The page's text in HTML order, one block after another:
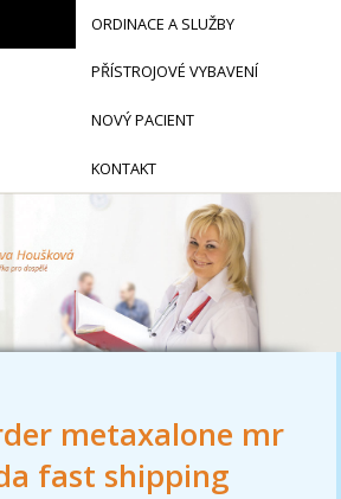
metaxalone mr
fast shipping
ORDINACE A SLUŽBY
PŘÍSTROJOVÉ VYBAVENÍ
NOVÝ PACIENT
KONTAKT